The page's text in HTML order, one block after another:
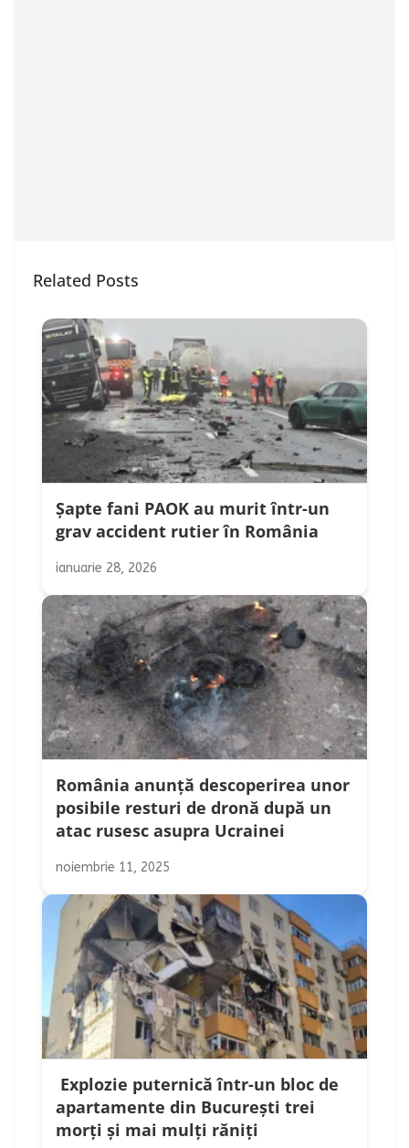
Related Posts
Șapte fani PAOK au murit într-un
grav accident rutier în România
ianuarie 28, 2026
România anunță descoperirea unor
posibile resturi de dronă după un
atac rusesc asupra Ucrainei
noiembrie 11, 2025
Explozie puternică într-un bloc de
apartamente din București trei
morți și mai mulți răniți